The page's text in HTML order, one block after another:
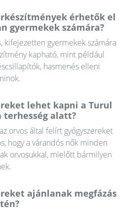
érhetők el
gyermekek számára?
kifejezetten gyermekek számára
kapható, mint például
hasmenés elleni
lehet kapni a Turul
terhesség alatt?
orvos által felírt gyógyszereket
hogy a várandós nők minden
orvosukkal, mielőtt bármilyen
ajánlanak megfázás